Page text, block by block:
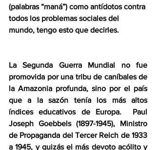
(palabras “maná”) como antídotos contra
todos los problemas sociales del
mundo, tengo esto que decirles.
La Segunda Guerra Mundial no fue
promovida por una tribu de caníbales de
la Amazonia profunda, sino por el país
que a la sazón tenía los más altos
índices educativos de Europa.  Paul
Joseph Goebbels (1897-1945), Ministro
de Propaganda del Tercer Reich de 1933
a 1945, y quizás el más devoto acólito y